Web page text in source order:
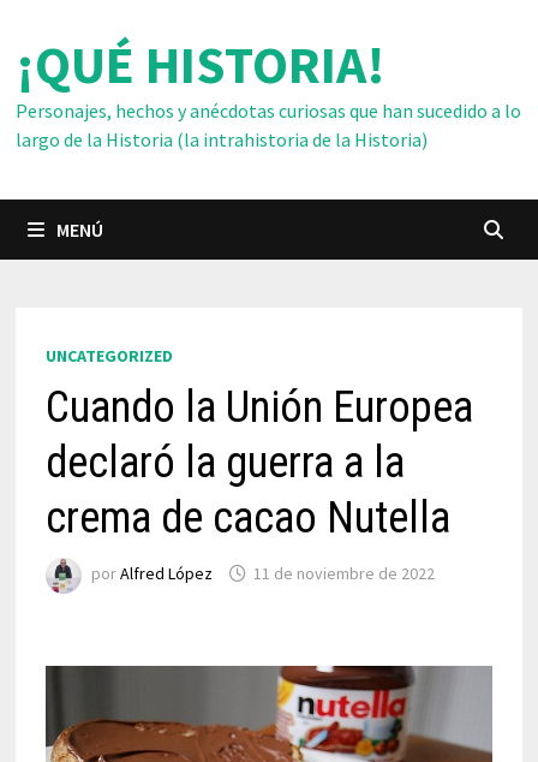
contenido
¡QUÉ HISTORIA!
Personajes, hechos y anécdotas curiosas que han sucedido a lo
largo de la Historia (la intrahistoria de la Historia)
MENÚ
UNCATEGORIZED
Cuando la Unión Europea
declaró la guerra a la
crema de cacao Nutella
porAlfred López 11 de noviembre de 2022